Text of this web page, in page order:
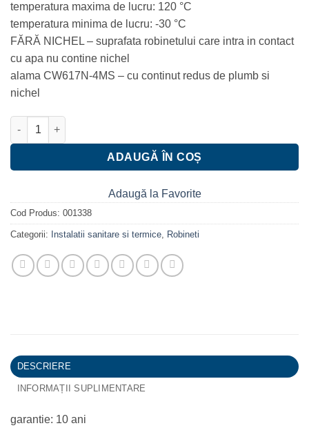
temperatura maxima de lucru: 120 °C
temperatura minima de lucru: -30 °C
FĂRĂ NICHEL – suprafata robinetului care intra in contact
cu apa nu contine nichel
alama CW617N-4MS – cu continut redus de plumb si
nichel
Cantitate Robinet cu bila FERRO F-Power 1"1/2 nr 1 , cu maneta
ADAUGĂ ÎN COȘ
Adaugă la Favorite
Cod Produs: 001338
Categorii: Instalatii sanitare si termice Robineti
DESCRIERE
INFORMAȚII SUPLIMENTARE
garantie: 10 ani